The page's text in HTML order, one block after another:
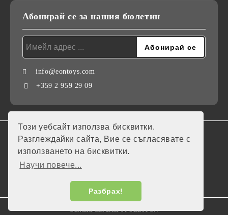
Този уебсайт използва бисквитки.
Разглеждайки сайта, Вие се съгласявате с
използването на бисквитки.
Научи повече...
Разбрах!
Абонирай се за нашия бюлетин
info@eontoys.com
+359 2 959 29 09
GDPR
Нашият онлайн магазин е 100% съобразен с GDPR.
Онлайн магазин от SELITON